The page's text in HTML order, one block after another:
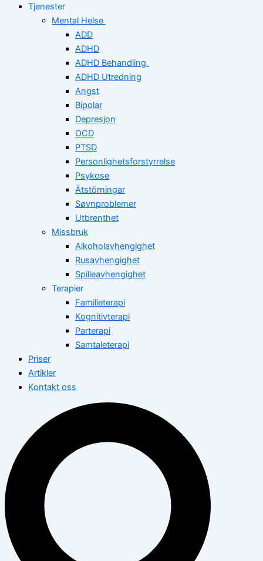
Tjenester
Mental Helse
ADD
ADHD
ADHD Behandling
ADHD Utredning
Angst
Bipolar
Depresjon
OCD
PTSD
Personlighetsforstyrrelse
Psykose
Ätstörningar
Søvnproblemer
Utbrenthet
Missbruk
Alkoholavhengighet
Rusavhengighet
Spilleavhengighet
Terapier
Familieterapi
Kognitivterapi
Parterapi
Samtaleterapi
Priser
Artikler
Kontakt oss